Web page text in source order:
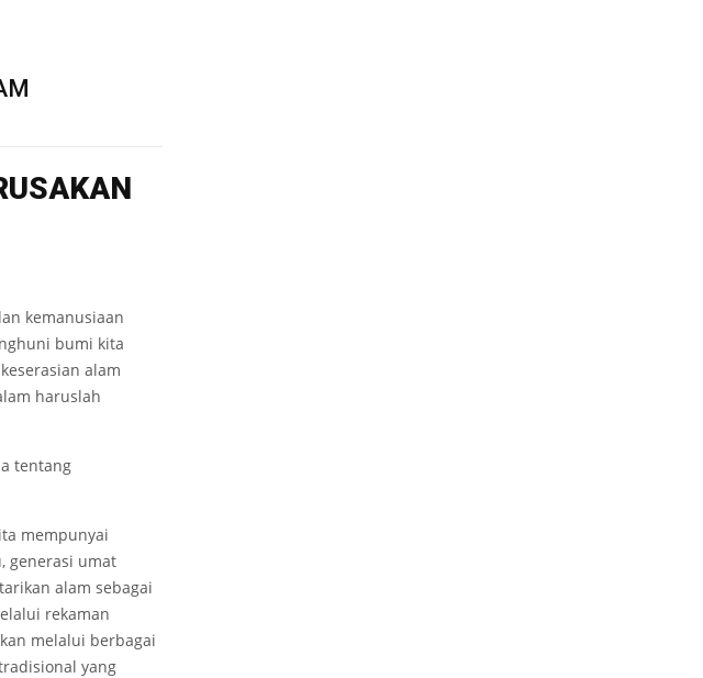
kemanusiaan
bumi kita
alam
haruslah
tentang
mempunyai
generasi umat
alam sebagai
rekaman
melalui berbagai
yang